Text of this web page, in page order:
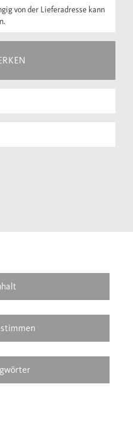
Tel Aviv
Autorin ihre
berichtet von
mit ihren Eltern
in ihren Beruf sowie
von der Lieferadresse kann